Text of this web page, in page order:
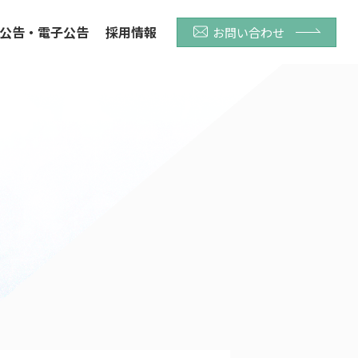
告・電子公告 採用情報 お問い合わせ